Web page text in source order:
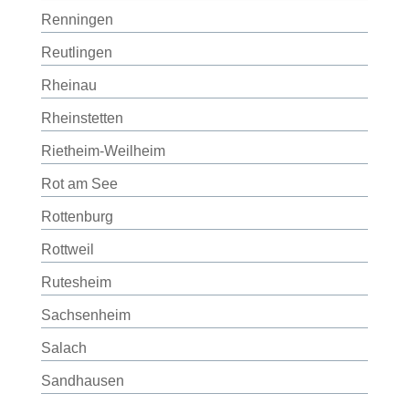
Renningen
Reutlingen
Rheinau
Rheinstetten
Rietheim-Weilheim
Rot am See
Rottenburg
Rottweil
Rutesheim
Sachsenheim
Salach
Sandhausen